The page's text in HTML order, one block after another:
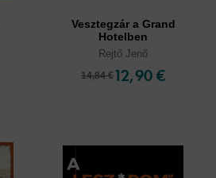
Vesztegzár a Grand
Hotelben
Rejtő Jenő
14,84 €12,90 €